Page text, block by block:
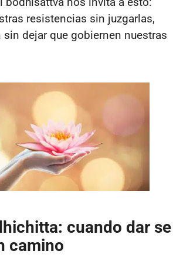
resistencias sin juzgarlas,
dejar que gobiernen nuestras
cuando dar se
camino